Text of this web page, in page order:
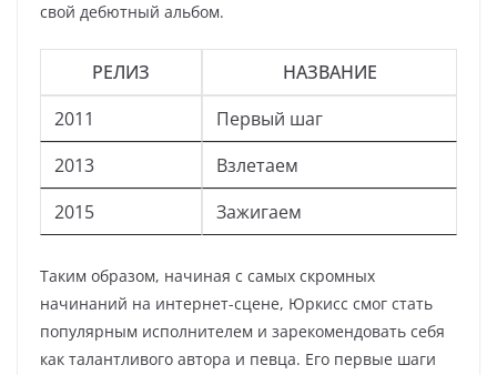
свой дебютный альбом.
РЕЛИЗ
НАЗВАНИЕ
2011
Первый шаг
2013
Взлетаем
2015
Зажигаем
Таким образом, начиная с самых скромных
начинаний на интернет-сцене, Юркисс смог стать
популярным исполнителем и зарекомендовать себя
как талантливого автора и певца. Его первые шаги